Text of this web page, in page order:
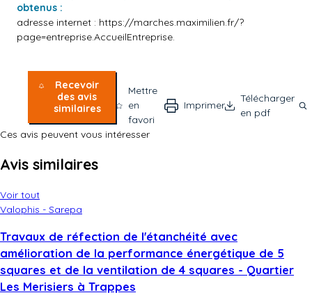
obtenus :
adresse internet : https://marches.maximilien.fr/?
page=entreprise.AccueilEntreprise.
Recevoir
des avis
similaires
Mettre
en
favori
Imprimer
Télécharger
en pdf
Ces avis peuvent vous intéresser
Avis similaires
Voir tout
Valophis - Sarepa
Travaux de réfection de l'étanchéité avec
amélioration de la performance énergétique de 5
squares et de la ventilation de 4 squares - Quartier
Les Merisiers à Trappes